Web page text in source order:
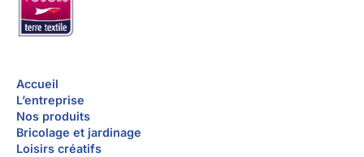
Accueil
L’entreprise
Nos produits
Bricolage et jardinage
Loisirs créatifs